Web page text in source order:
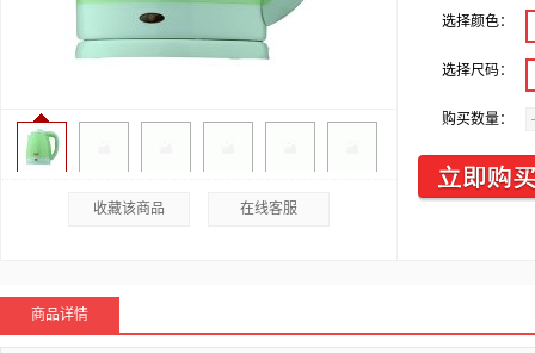
收藏该商品 在线客服
选择颜色：
选择尺码：
购买数量：
商品详情